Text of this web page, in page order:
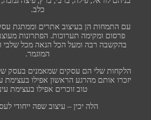
כלב.
עם התמחות הן בעיצוב אתרים וממתגת
פרסום ומקימה תערוכות. הפתרונות
בהקשבה רבה ומעל הכל הנאה מכל שלבי
המוגמר.
הלקחות שלי הם עסקים שמאמנים בעסק
יזכרו אותם מהרגע הראשון אפילו בעצימת
טוב זוכרים אפילו בעצימת
הלה יכין – עיצוב שפה ייחודי